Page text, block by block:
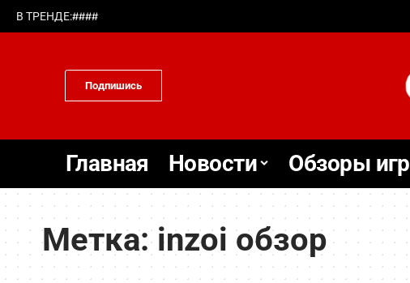
В ТРЕНДЕ:####
Подпишись
Главная Новости Обзоры игр
Метка:inzoi обзор